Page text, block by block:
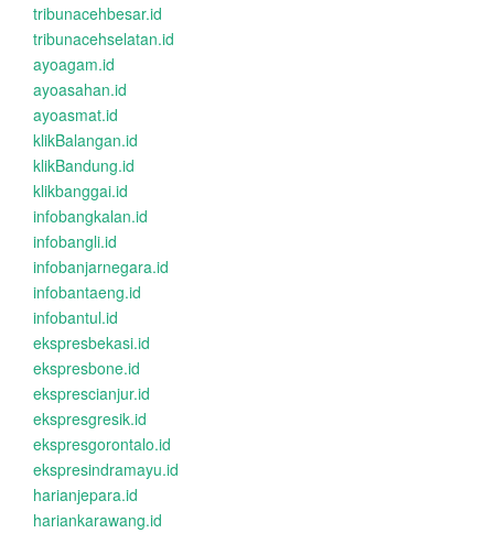
tribunacehbesar.id
tribunacehselatan.id
ayoagam.id
ayoasahan.id
ayoasmat.id
klikBalangan.id
klikBandung.id
klikbanggai.id
infobangkalan.id
infobangli.id
infobanjarnegara.id
infobantaeng.id
infobantul.id
ekspresbekasi.id
ekspresbone.id
eksprescianjur.id
ekspresgresik.id
ekspresgorontalo.id
ekspresindramayu.id
harianjepara.id
hariankarawang.id